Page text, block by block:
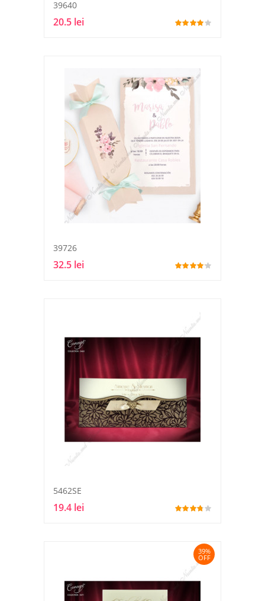
39640
20.5 lei
39726
32.5 lei
5462SE
19.4 lei
39%
OFF